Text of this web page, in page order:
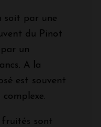
soit par une
du Pinot
un
A la
est souvent
fruités sont